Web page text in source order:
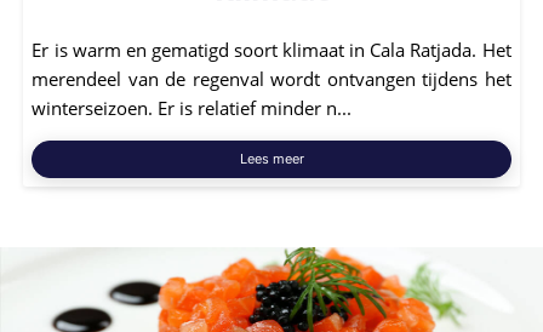
Er is warm en gematigd soort klimaat in Cala Ratjada. Het
merendeel van de regenval wordt ontvangen tijdens het
winterseizoen. Er is relatief minder n...
Lees meer